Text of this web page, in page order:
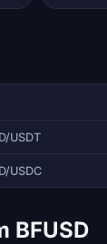
USDT
USDC
BFUSD